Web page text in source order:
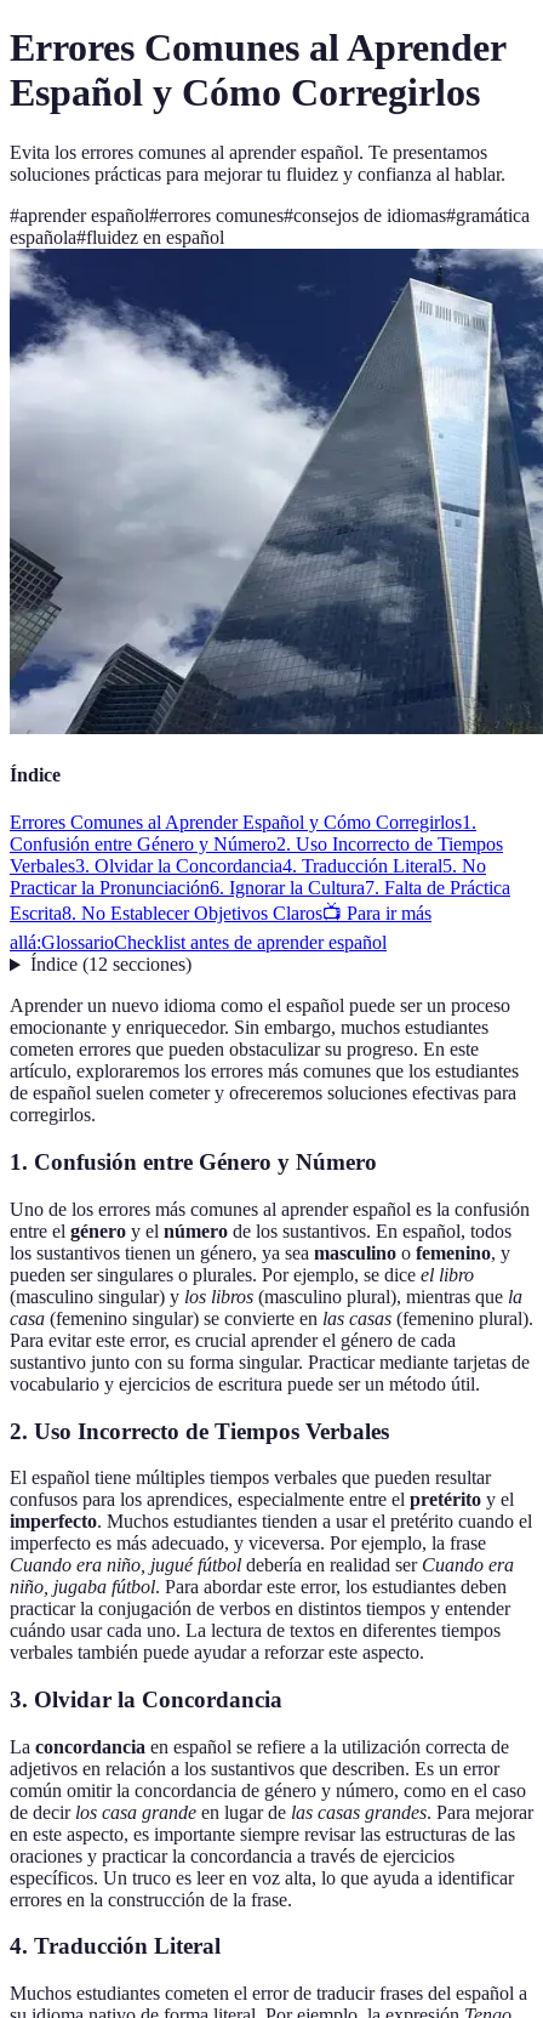
Errores Comunes al Aprender
Español y Cómo Corregirlos
Evita los errores comunes al aprender español. Te presentamos
soluciones prácticas para mejorar tu fluidez y confianza al hablar.
#aprender español#errores comunes#consejos de idiomas#gramática
española#fluidez en español
Índice
Errores Comunes al Aprender Español y Cómo Corregirlos1.
Confusión entre Género y Número2. Uso Incorrecto de Tiempos
Verbales3. Olvidar la Concordancia4. Traducción Literal5. No
Practicar la Pronunciación6. Ignorar la Cultura7. Falta de Práctica
Escrita8. No Establecer Objetivos Claros📺 Para ir más
allá:GlossarioChecklist antes de aprender español
Índice(12 secciones)
Aprender un nuevo idioma como el español puede ser un proceso
emocionante y enriquecedor. Sin embargo, muchos estudiantes
cometen errores que pueden obstaculizar su progreso. En este
artículo, exploraremos los errores más comunes que los estudiantes
de español suelen cometer y ofreceremos soluciones efectivas para
corregirlos.
1. Confusión entre Género y Número
Uno de los errores más comunes al aprender español es la confusión
entre el género y el número de los sustantivos. En español, todos
los sustantivos tienen un género, ya sea masculino o femenino, y
pueden ser singulares o plurales. Por ejemplo, se dice el libro
(masculino singular) y los libros (masculino plural), mientras que la
casa (femenino singular) se convierte en las casas (femenino plural).
Para evitar este error, es crucial aprender el género de cada
sustantivo junto con su forma singular. Practicar mediante tarjetas de
vocabulario y ejercicios de escritura puede ser un método útil.
2. Uso Incorrecto de Tiempos Verbales
El español tiene múltiples tiempos verbales que pueden resultar
confusos para los aprendices, especialmente entre el pretérito y el
imperfecto. Muchos estudiantes tienden a usar el pretérito cuando el
imperfecto es más adecuado, y viceversa. Por ejemplo, la frase
Cuando era niño, jugué fútbol debería en realidad ser Cuando era
niño, jugaba fútbol. Para abordar este error, los estudiantes deben
practicar la conjugación de verbos en distintos tiempos y entender
cuándo usar cada uno. La lectura de textos en diferentes tiempos
verbales también puede ayudar a reforzar este aspecto.
3. Olvidar la Concordancia
La concordancia en español se refiere a la utilización correcta de
adjetivos en relación a los sustantivos que describen. Es un error
común omitir la concordancia de género y número, como en el caso
de decir los casa grande en lugar de las casas grandes. Para mejorar
en este aspecto, es importante siempre revisar las estructuras de las
oraciones y practicar la concordancia a través de ejercicios
específicos. Un truco es leer en voz alta, lo que ayuda a identificar
errores en la construcción de la frase.
4. Traducción Literal
Muchos estudiantes cometen el error de traducir frases del español a